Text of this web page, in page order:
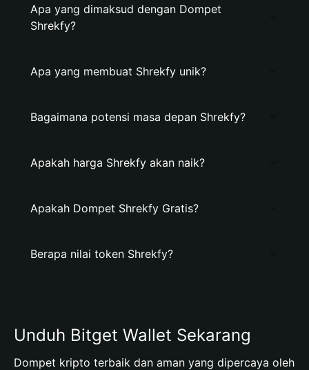
Apa yang dimaksud dengan Dompet
Shrekfy?
Apa yang membuat Shrekfy unik?
Bagaimana potensi masa depan Shrekfy?
Apakah harga Shrekfy akan naik?
Apakah Dompet Shrekfy Gratis?
Berapa nilai token Shrekfy?
Unduh Bitget Wallet Sekarang
Dompet kripto terbaik dan aman yang dipercaya oleh